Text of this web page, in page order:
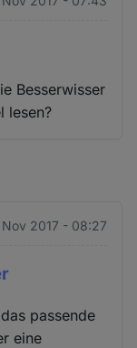
Besserwisser
lesen?
Nov 2017 - 08:27
passende
eine